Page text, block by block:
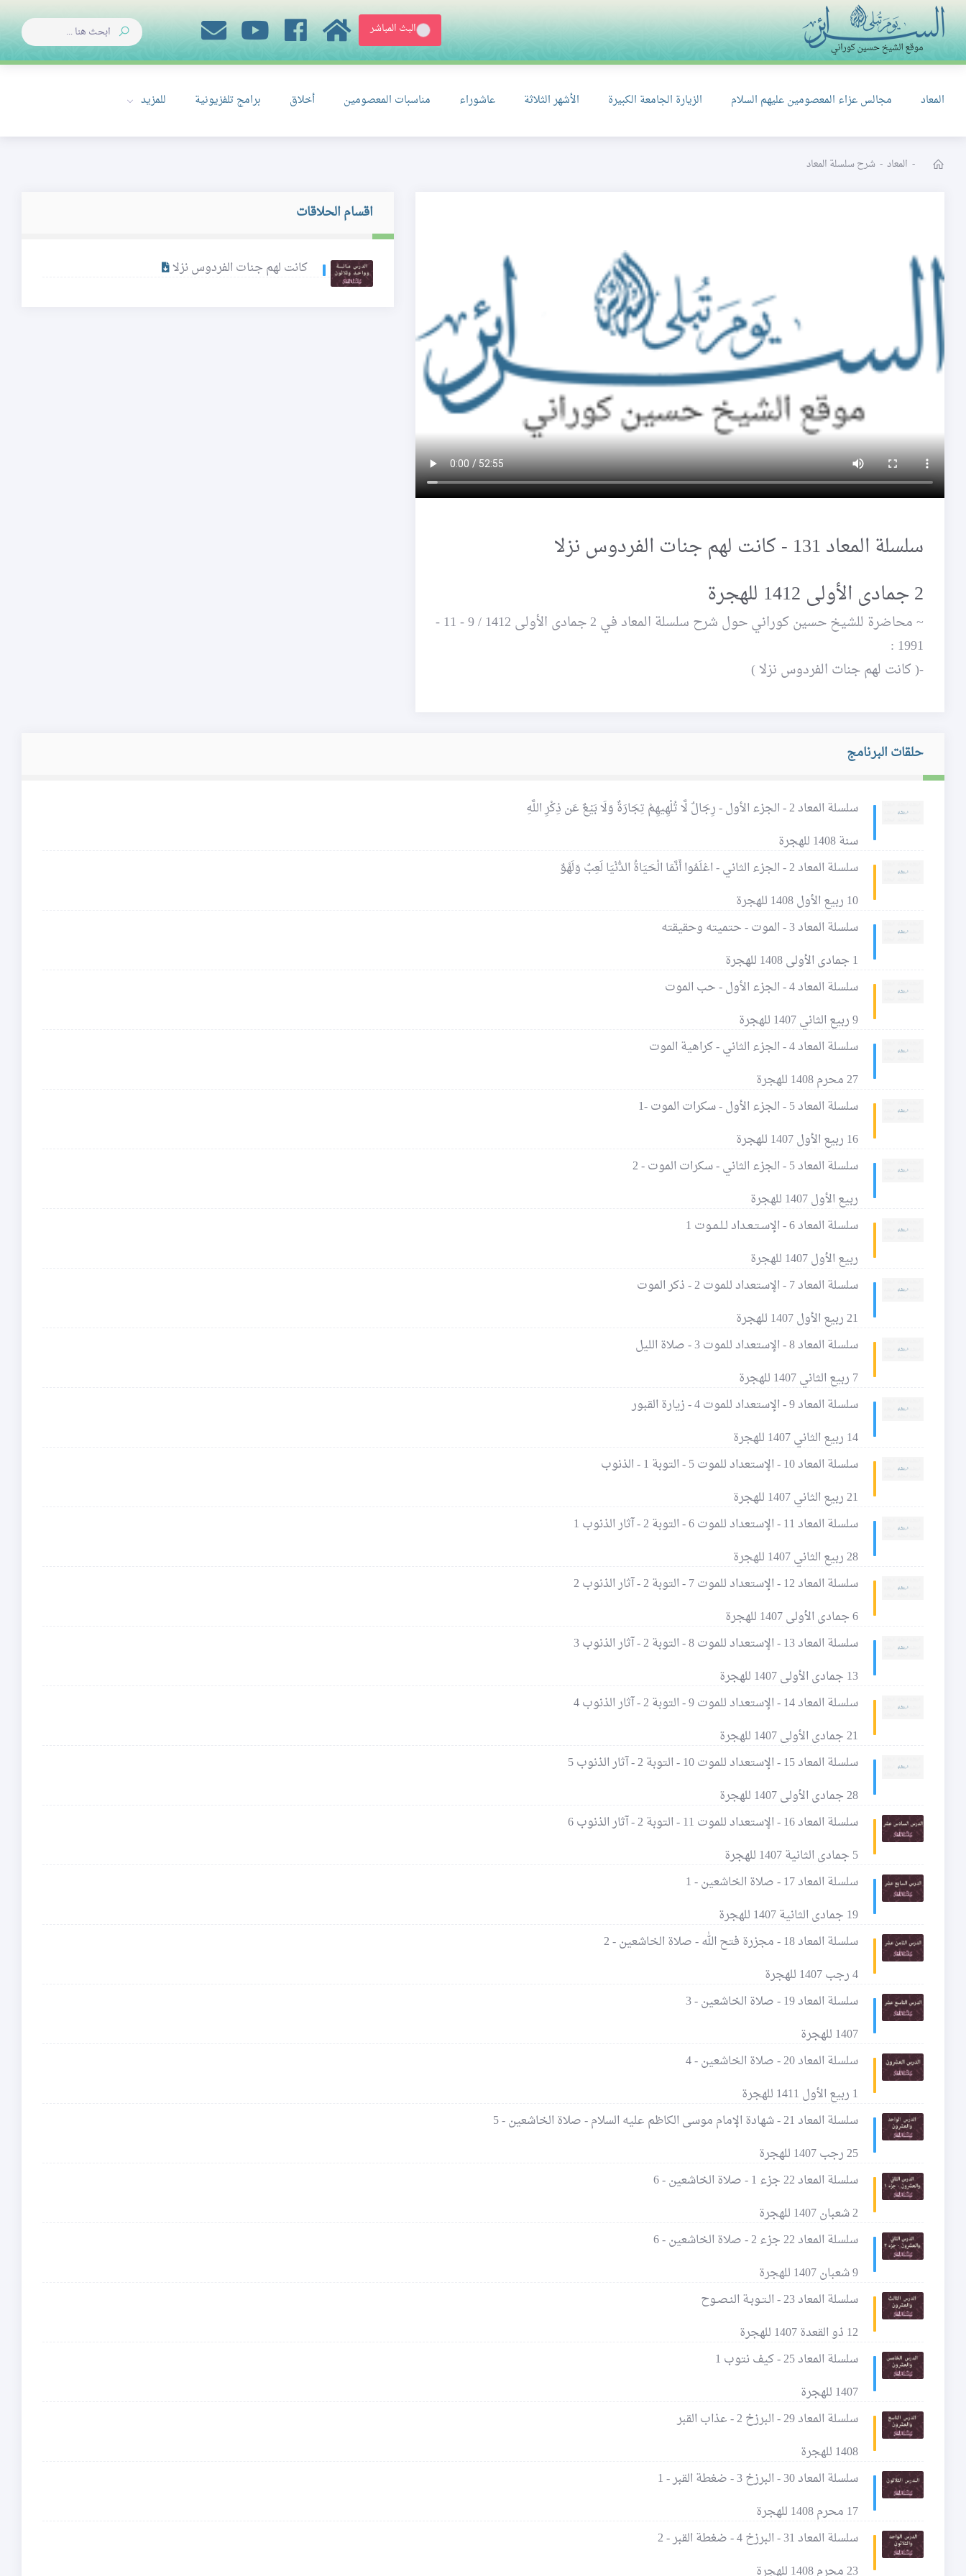
البث المباشر
المعاد مجالس عزاء المعصومين عليهم السلام الزيارة الجامعة الكبيرة الأشهر الثلاثة عاشوراء مناسبات المعصومين أخلاق برامج تلفزيونية للمزيد
- المعاد - شرح سلسلة المعاد
سلسلة المعاد 131 - كانت لهم جنات الفردوس نزلا
2 جمادى الأولى 1412 للهجرة
~ محاضرة للشيخ حسين كوراني حول شرح سلسلة المعاد في 2 جمادى الأولى 1412 / 9 - 11 -
1991 :
-( كانت لهم جنات الفردوس نزلا )
اقسام الحلاقات
كانت لهم جنات الفردوس نزلا
حلقات البرنامج
سلسلة المعاد 2 - الجزء الأول - رِجَالٌ لَّا تُلْهِيهِمْ تِجَارَةٌ وَلَا بَيْعٌ عَن ذِكْرِ اللَّهِ
سنة 1408 للهجرة
سلسلة المعاد 2 - الجزء الثاني - اعْلَمُوا أَنَّمَا الْحَيَاةُ الدُّنْيَا لَعِبٌ وَلَهْوٌ
10 ربيع الأول 1408 للهجرة
سلسلة المعاد 3 - الموت - حتميته وحقيقته
1 جمادى الأولى 1408 للهجرة
سلسلة المعاد 4 - الجزء الأول - حب الموت
9 ربيع الثاني 1407 للهجرة
سلسلة المعاد 4 - الجزء الثاني - كراهية الموت
27 محرم 1408 للهجرة
سلسلة المعاد 5 - الجزء الأول - سكرات الموت -1
16 ربيع الأول 1407 للهجرة
سلسلة المعاد 5 - الجزء الثاني - سكرات الموت - 2
ربيع الأول 1407 للهجرة
سلسلة المعاد 6 - الإسـتـعـداد لـلـمـوت 1
ربيع الأول 1407 للهجرة
سلسلة المعاد 7 - الإستعداد للموت 2 - ذكر الموت
21 ربيع الأول 1407 للهجرة
سلسلة المعاد 8 - الإستعداد للموت 3 - صلاة الليل
7 ربيع الثاني 1407 للهجرة
سلسلة المعاد 9 - الإستعداد للموت 4 - زيارة القبور
14 ربيع الثاني 1407 للهجرة
سلسلة المعاد 10 - الإستعداد للموت 5 - التوبة 1 - الذنوب
21 ربيع الثاني 1407 للهجرة
سلسلة المعاد 11 - الإستعداد للموت 6 - التوبة 2 - آثار الذنوب 1
28 ربيع الثاني 1407 للهجرة
سلسلة المعاد 12 - الإستعداد للموت 7 - التوبة 2 - آثار الذنوب 2
6 جمادى الأولى 1407 للهجرة
سلسلة المعاد 13 - الإستعداد للموت 8 - التوبة 2 - آثار الذنوب 3
13 جمادى الأولى 1407 للهجرة
سلسلة المعاد 14 - الإستعداد للموت 9 - التوبة 2 - آثار الذنوب 4
21 جمادى الأولى 1407 للهجرة
سلسلة المعاد 15 - الإستعداد للموت 10 - التوبة 2 - آثار الذنوب 5
28 جمادى الأولى 1407 للهجرة
سلسلة المعاد 16 - الإستعداد للموت 11 - التوبة 2 - آثار الذنوب 6
5 جمادى الثانية 1407 للهجرة
سلسلة المعاد 17 - صلاة الخاشعين - 1
19 جمادى الثانية 1407 للهجرة
سلسلة المعاد 18 - مجزرة فتح الله - صلاة الخاشعين - 2
4 رجب 1407 للهجرة
سلسلة المعاد 19 - صلاة الخاشعين - 3
1407 للهجرة
سلسلة المعاد 20 - صلاة الخاشعين - 4
1 ربيع الأول 1411 للهجرة
سلسلة المعاد 21 - شهادة الإمام موسى الكاظم عليه السلام - صلاة الخاشعين - 5
25 رجب 1407 للهجرة
سلسلة المعاد 22 جزء 1 - صلاة الخاشعين - 6
2 شعبان 1407 للهجرة
سلسلة المعاد 22 جزء 2 - صلاة الخاشعين - 6
9 شعبان 1407 للهجرة
سلسلة المعاد 23 - الـتـوبـة النـصـوح
12 ذو القعدة 1407 للهجرة
سلسلة المعاد 25 - كيف نتوب 1
1407 للهجرة
سلسلة المعاد 29 - البرزخ 2 - عذاب القبر
1408 للهجرة
سلسلة المعاد 30 - البرزخ 3 - ضغطة القبر - 1
17 محرم 1408 للهجرة
سلسلة المعاد 31 - البرزخ 4 - ضغطة القبر - 2